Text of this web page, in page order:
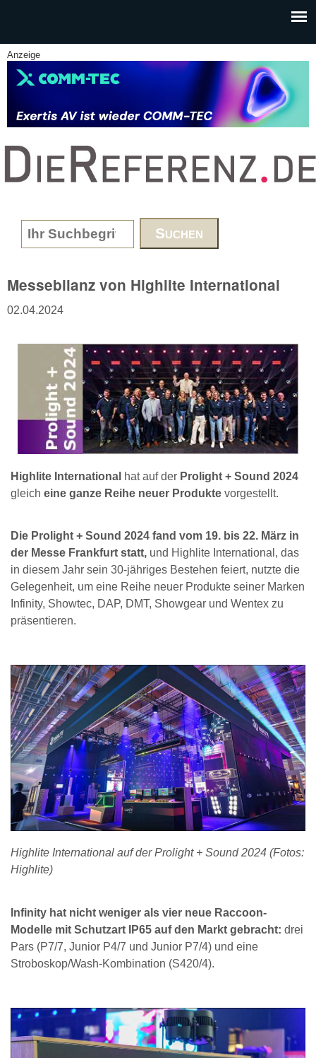
Anzeige
www.DieReferenz.de
Search form
Messebilanz von Highlite International
02.04.2024
Highlite International hat auf der Prolight + Sound 2024
gleich eine ganze Reihe neuer Produkte vorgestellt.
Die Prolight + Sound 2024 fand vom 19. bis 22. März in
der Messe Frankfurt statt, und Highlite International, das
in diesem Jahr sein 30-jähriges Bestehen feiert, nutzte die
Gelegenheit, um eine Reihe neuer Produkte seiner Marken
Infinity, Showtec, DAP, DMT, Showgear und Wentex zu
präsentieren.
Highlite International auf der Prolight + Sound 2024 (Fotos:
Highlite)
Infinity hat nicht weniger als vier neue Raccoon-
Modelle mit Schutzart IP65 auf den Markt gebracht: drei
Pars (P7/7, Junior P4/7 und Junior P7/4) und eine
Stroboskop/Wash-Kombination (S420/4).